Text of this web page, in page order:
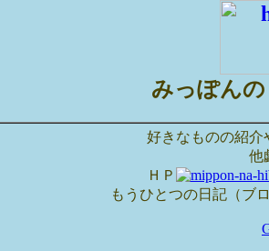
みっぽん
好きなものの紹介
他
ＨＰ
もうひとつの日記（ブ